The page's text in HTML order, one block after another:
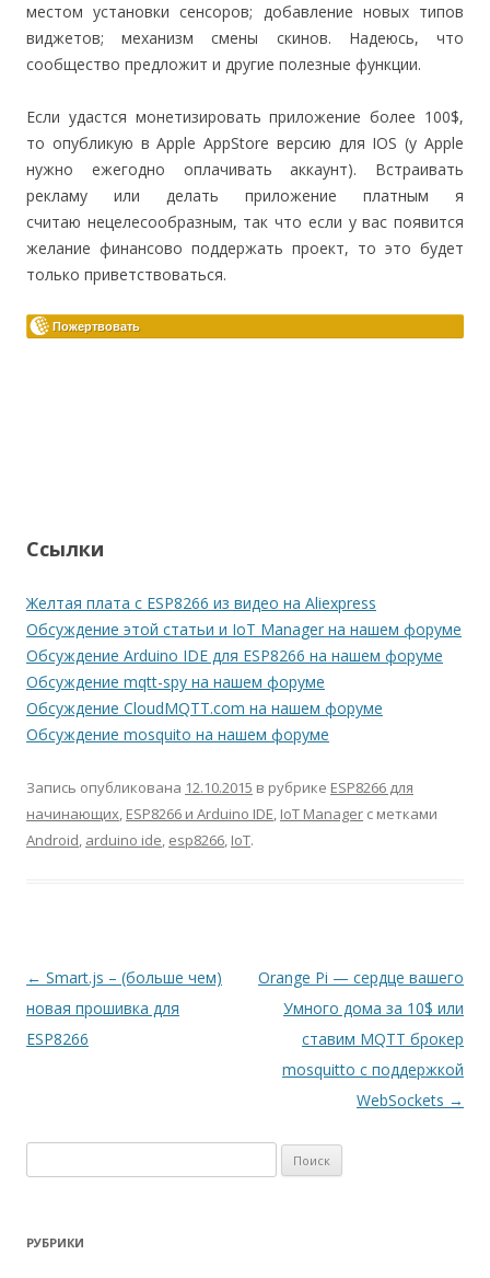
местом установки сенсоров; добавление новых типов
виджетов; механизм смены скинов. Надеюсь, что
сообщество предложит и другие полезные функции.
Если удастся монетизировать приложение более 100$,
то опубликую в Apple AppStore версию для IOS (у Apple
нужно ежегодно оплачивать аккаунт). Встраивать
рекламу или делать приложение платным я
считаю нецелесообразным, так что если у вас появится
желание финансово поддержать проект, то это будет
только приветствоваться.
Ссылки
Желтая плата с ESP8266 из видео на Aliexpress
Обсуждение этой статьи и IoT Manager на нашем форуме
Обсуждение Arduino IDE для ESP8266 на нашем форуме
Обсуждение mqtt-spy на нашем форуме
Обсуждение CloudMQTT.com на нашем форуме
Обсуждение mosquito на нашем форуме
Запись опубликована 12.10.2015 в рубрике ESP8266 для
начинающих, ESP8266 и Arduino IDE, IoT Manager с метками
Android, arduino ide, esp8266, IoT.
Навигация
по
записям
← Smart.js – (больше чем)
новая прошивка для
ESP8266
Orange Pi — сердце вашего
Умного дома за 10$ или
ставим MQTT брокер
mosquitto с поддержкой
WebSockets →
РУБРИКИ